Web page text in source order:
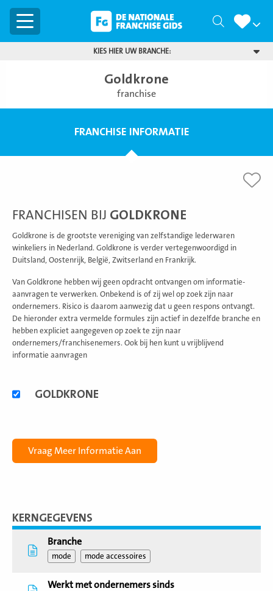
Menu Zoeken
KIES HIER UW BRANCHE:
Goldkrone
franchise
FRANCHISE INFORMATIE
FRANCHISEN BIJ GOLDKRONE
Goldkrone is de grootste vereniging van zelfstandige lederwaren
winkeliers in Nederland. Goldkrone is verder vertegenwoordigd in
Duitsland, Oostenrijk, België, Zwitserland en Frankrijk.
Van Goldkrone hebben wij geen opdracht ontvangen om informatie-
aanvragen te verwerken. Onbekend is of zij wel op zoek zijn naar
ondernemers. Risico is daarom aanwezig dat u geen respons ontvangt.
De hieronder extra vermelde formules zijn actief in dezelfde branche en
hebben expliciet aangegeven op zoek te zijn naar
ondernemers/franchisenemers. Ook bij hen kunt u vrijblijvend
informatie aanvragen
formulesGOLDKRONE
KERNGEGEVENS
Branche
mode mode accessoires
Werkt met ondernemers sinds